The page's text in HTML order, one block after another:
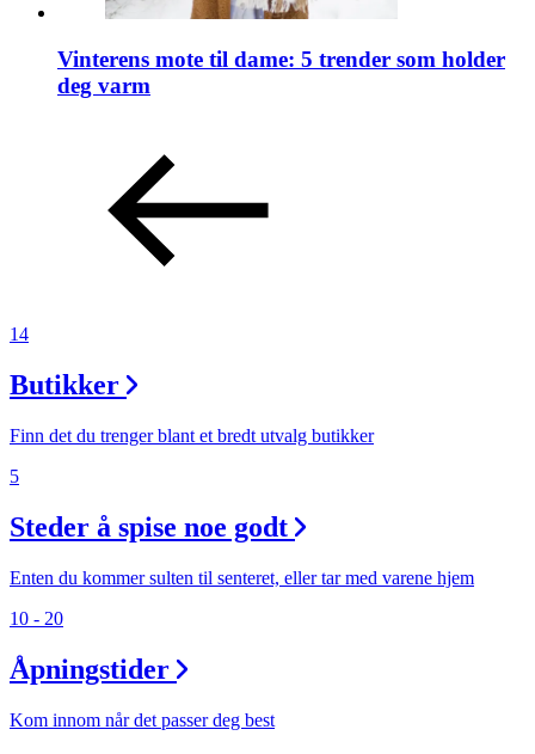
Vinterens mote til dame: 5 trender som holder
deg varm
14
Butikker
Finn det du trenger blant et bredt utvalg butikker
5
Steder å spise noe godt
Enten du kommer sulten til senteret, eller tar med varene hjem
10 - 20
Åpningstider
Kom innom når det passer deg best